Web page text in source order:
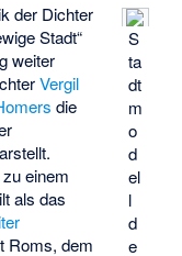
S
ta
dt
m
o
d
el
l
d
e
der Dichter
Stadt“
weiter
Vergil
die
einem
als das
Roms, dem